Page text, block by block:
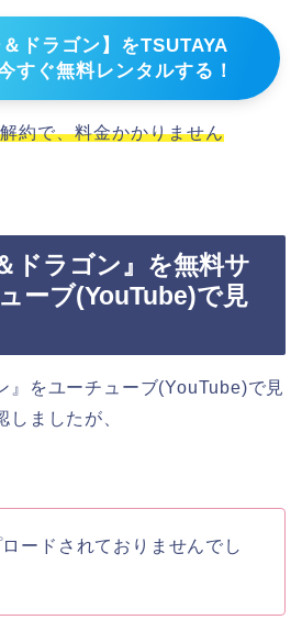
ドラゴン】をTSUTAYA
すぐ無料レンタルする！
約で、料金かかりません
ドラゴン』を無料サ
ーブ(YouTube)で見
』をユーチューブ(YouTube)で見
しましたが、
ードされておりませんでし